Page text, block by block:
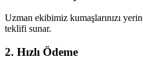
Uzman ekibimiz kumaşlarınızı
teklifi sunar.
2. Hızlı Ödeme